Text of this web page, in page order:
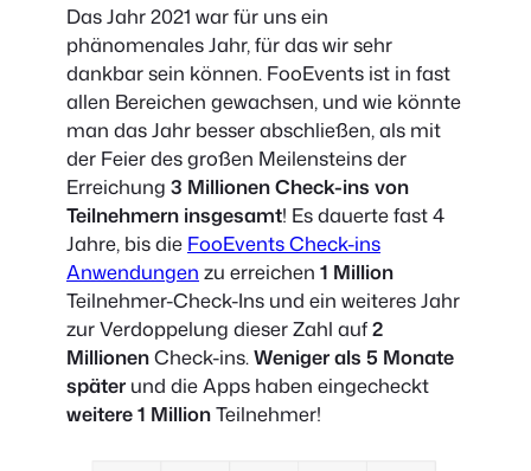
Das Jahr 2021 war für uns ein
phänomenales Jahr, für das wir sehr
dankbar sein können. FooEvents ist in fast
allen Bereichen gewachsen, und wie könnte
man das Jahr besser abschließen, als mit
der Feier des großen Meilensteins der
Erreichung 3 Millionen Check-ins von
Teilnehmern insgesamt! Es dauerte fast 4
Jahre, bis die FooEvents Check-ins
Anwendungen zu erreichen 1 Million
Teilnehmer-Check-Ins und ein weiteres Jahr
zur Verdoppelung dieser Zahl auf2
MillionenCheck-ins.Weniger als 5 Monate
später und die Apps haben eingecheckt
weitere 1 MillionTeilnehmer!